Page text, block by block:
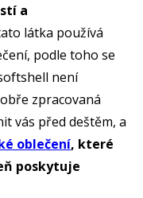
a
látka používá
podle toho se
není
zpracovaná
vás před deštěm, a
oblečení, které
poskytuje